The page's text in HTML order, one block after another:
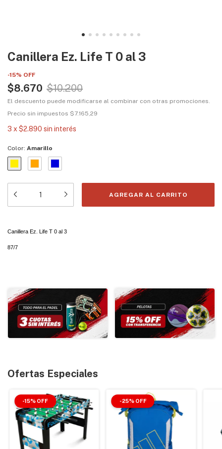
Canillera Ez. Life T 0 al 3
-15% OFF
$8.670 $10.200
El descuento puede modificarse al combinar con otras promociones.
Precio sin impuestos $7.165,29
3 x $2.890 sin interés
Color: Amarillo
Canillera Ez. Life T 0 al 3
87/7
Ofertas Especiales
-15% OFF -25% OFF